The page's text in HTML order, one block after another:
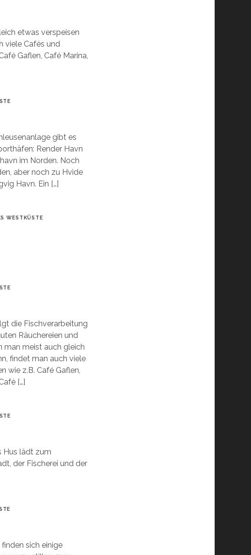
etwas verspeisen
viele Cafés und
Gaflen, Café Marina,
gibt es
Render Havn
im Norden. Noch
aber noch zu Hvide
Havn. Ein […]
WESTKÜSTE
die Fischverarbeitung
Räuchereien und
man meist auch gleich
findet man auch viele
wie z.B. Café Gaflen,
[…]
Hus lädt zum
der Fischerei und der
sich einige